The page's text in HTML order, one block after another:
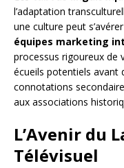
l’adaptation
une culture peut
équipes marketing
processus rigoureux de
écueils potentiels avant
connotations
aux associations
L’Avenir du
Télévisuel